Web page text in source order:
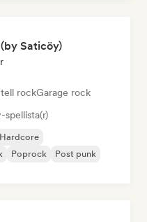
Saticöy)
rockGarage rock
spellista(r)
Hardcore
Poprock
Post punk